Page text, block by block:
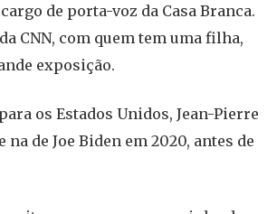
de porta-voz da Casa Branca.
CNN, com quem tem uma filha,
exposição.
os Estados Unidos, Jean-Pierre
de Joe Biden em 2020, antes de